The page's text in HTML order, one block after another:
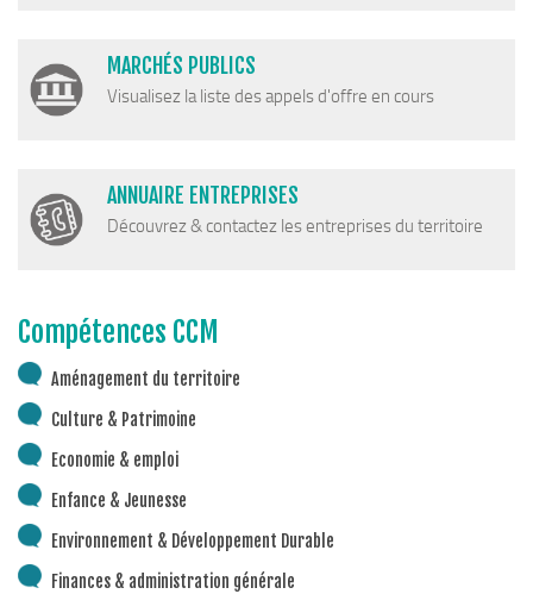
MARCHÉS PUBLICS
Visualisez la liste des appels d'offre en cours
ANNUAIRE ENTREPRISES
Découvrez & contactez les entreprises du territoire
Compétences CCM
Aménagement du territoire
Culture & Patrimoine
Economie & emploi
Enfance & Jeunesse
Environnement & Développement Durable
Finances & administration générale